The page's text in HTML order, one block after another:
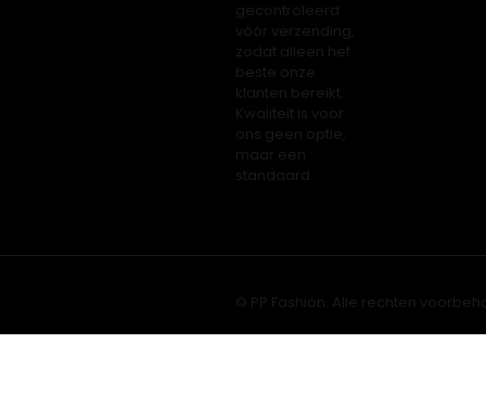
gecontroleerd
vóór verzending,
zodat alleen het
beste onze
klanten bereikt.
Kwaliteit is voor
ons geen optie,
maar een
standaard.
© PP Fashion. Alle rechten